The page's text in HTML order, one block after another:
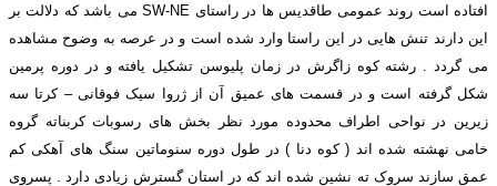
افتاده است روند عمومی طاقدیس ها در راستای SW-NE می باشد که دلالت بر
این دارند تنش هایی در این راستا وارد شده است و در عرصه به وضوح مشاهده
می گردد . رشته کوه زاگرش در زمان پلیوسن تشکیل یافته و در دوره پرمین
شکل گرفته است و در قسمت های عمیق آن از ژروا سیک فوقانی – کرتا سه
زیرین در نواحی اطراف محدوده مورد نظر بخش های رسوبات کربناته گروه
خامی نهشته شده اند ( کوه دنا ) در طول دوره سنوماتین سنگ های آهکی کم
عمق سازند سروک ته نشین شده اند که در استان گسترش زیادی دارد . پسروی